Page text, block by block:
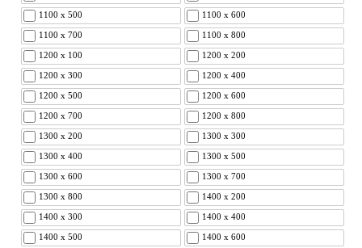
1100 x 500 1100 x 600
1100 x 700 1100 x 800
1200 x 100 1200 x 200
1200 x 300 1200 x 400
1200 x 500 1200 x 600
1200 x 700 1200 x 800
1300 x 200 1300 x 300
1300 x 400 1300 x 500
1300 x 600 1300 x 700
1300 x 800 1400 x 200
1400 x 300 1400 x 400
1400 x 500 1400 x 600